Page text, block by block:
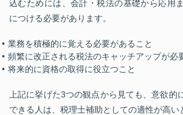
込むためには、会計・税法の基礎から応用
につける必要があります。
業務を積極的に覚える必要があること
頻繁に改正される税法のキャッチアップが必
将来的に資格の取得に役立つこと
上記に挙げた3つの観点から見ても、意欲的
できる人は、税理士補助としての適性が高い